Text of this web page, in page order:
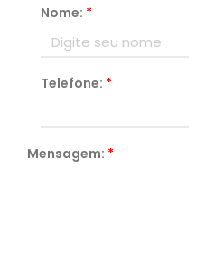
Nome: *
Telefone: *
Mensagem: *